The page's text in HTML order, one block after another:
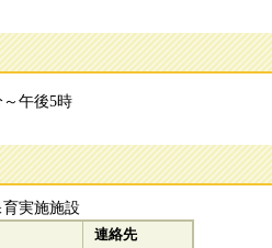
午後5時
実施施設
連絡先